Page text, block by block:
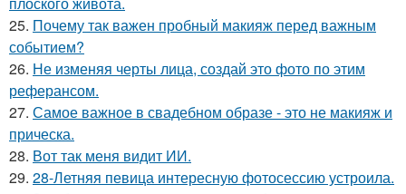
25. Почему так важен пробный макияж перед важным
событием?
26. Не изменяя черты лица, создай это фото по этим
реферансом.
27. Самое важное в свадебном образе - это не макияж и
прическа.
28. Вот так меня видит ИИ.
29. 28-Летняя певица интересную фотосессию устроила.